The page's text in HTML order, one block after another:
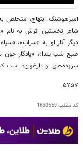
دیگر آثار او به «سراب»،
صبح شب یلدا»، «یادگار خون
سروده‌های او «ارغوان» است
۵۷۵۷
کد مطلب1660659